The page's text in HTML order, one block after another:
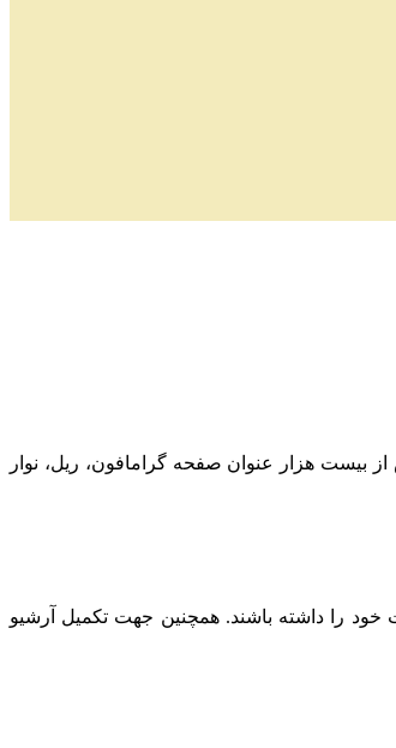
بیش از بیست هزار عنوان صفحه گرامافون، ریل، نوار
را داشته باشند. همچنین جهت تکمیل آرشیو